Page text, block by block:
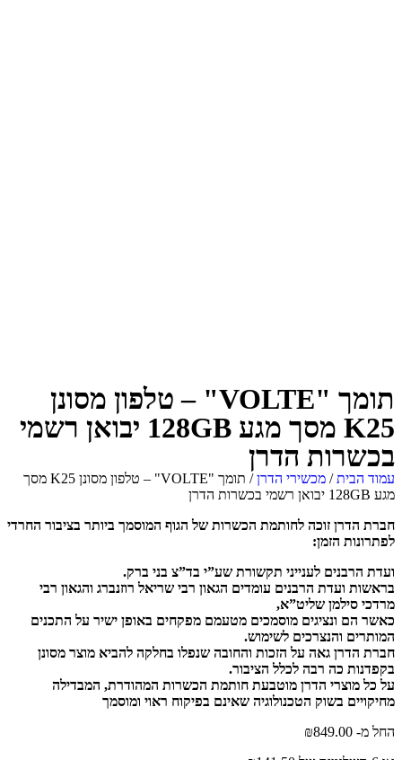
תומך "VOLTE" – טלפון מסונן
K25 מסך מגע 128GB יבואן רשמי
בכשרות הדרן
עמוד הבית/ מכשירי הדרן
/ תומך "VOLTE" – טלפון מסונן K25 מסך
מגע 128GB יבואן רשמי בכשרות הדרן
חברת הדרן זוכה לחותמת הכשרות של הגוף המוסמך ביותר בציבור החרדי
לפתרונות הזמן:
ועדת הרבנים לענייני תקשורת שע”י בד”צ בני ברק.
בראשות ועדת הרבנים עומדים הגאון רבי שריאל רוזנברג והגאון רבי
מרדכי סילמן שליט”א,
כאשר הם ונציגים מוסמכים מטעמם מפקחים באופן ישיר על התכנים
המותרים והנצרכים לשימוש.
חברת הדרן גאה על הזכות והחובה שנפלו בחלקה להביא מוצר מסונן
בקפדנות כה רבה לכלל הציבור.
על כל מוצרי הדרן מוטבעת חותמת הכשרות המהודרת, המבדילה
מחיקויים בשוק הטכנולוגיה שאינם בפיקוח ראוי ומוסמך
החל מ-
₪849.00